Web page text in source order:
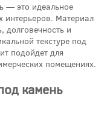
— это идеальное
интерьеров. Материал
долговечность и
текстуре под
подойдет для
помещениях.
камень